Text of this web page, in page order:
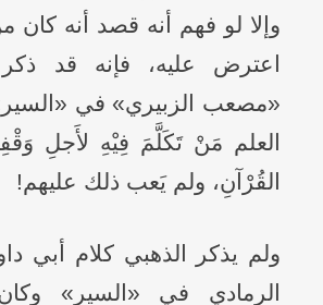
وإلا لو فهم أنه قصد أنه كان
اعترض عليه، فإنه قد
«مصعب الزبيري» في
العلم مَنْ تَكَلَّمَ فِيْهِ لأَجلِ
القُرْآنِ، ولم يَعب ذلك عليهم!
ولم يذكر الذهبي كلام أبي
الرمادي في «السير»